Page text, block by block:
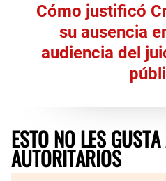
Cómo justificó
su ausencia
audiencia del
ESTO NO LES
AUTORITARIOS